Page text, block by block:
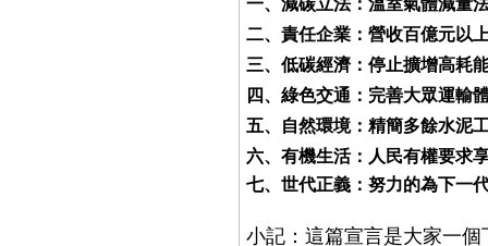
二、責任企業：營收百億元以
三、低碳經濟：停止擴增高耗
四、綠色交通： 完善大眾運輸
五、自然環境：精簡多餘水泥
六、有機生活： 人民有權要求
七、世代正義：努力的為下一
小記：這篇宣言是大家一